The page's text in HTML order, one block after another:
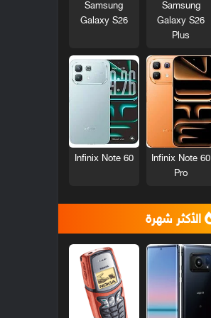
Samsung
Galaxy S26
Plus
Samsung
Galaxy S26
Infinix Note 60
Pro
Infinix Note 60
الأكثر شهرة